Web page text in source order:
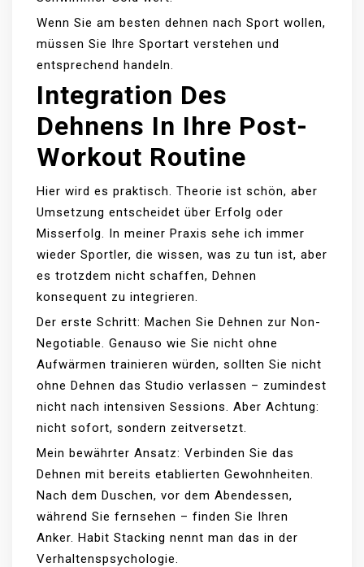
Wenn Sie am besten dehnen nach Sport wollen,
müssen Sie Ihre Sportart verstehen und
entsprechend handeln.
Integration Des
Dehnens In Ihre Post-
Workout Routine
Hier wird es praktisch. Theorie ist schön, aber
Umsetzung entscheidet über Erfolg oder
Misserfolg. In meiner Praxis sehe ich immer
wieder Sportler, die wissen, was zu tun ist, aber
es trotzdem nicht schaffen, Dehnen
konsequent zu integrieren.
Der erste Schritt: Machen Sie Dehnen zur Non-
Negotiable. Genauso wie Sie nicht ohne
Aufwärmen trainieren würden, sollten Sie nicht
ohne Dehnen das Studio verlassen – zumindest
nicht nach intensiven Sessions. Aber Achtung:
nicht sofort, sondern zeitversetzt.
Mein bewährter Ansatz: Verbinden Sie das
Dehnen mit bereits etablierten Gewohnheiten.
Nach dem Duschen, vor dem Abendessen,
während Sie fernsehen – finden Sie Ihren
Anker. Habit Stacking nennt man das in der
Verhaltenspsychologie.